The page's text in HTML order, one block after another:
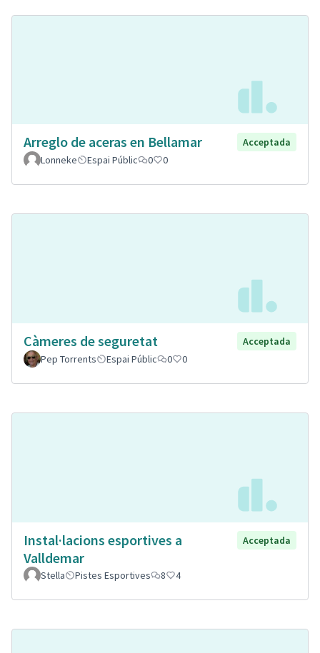
Arreglo de aceras en Bellamar
Acceptada
Lonneke
Espai Públic 0 0
Càmeres de seguretat
Acceptada
Pep Torrents
Espai Públic 0 0
Instal·lacions esportives a
Valldemar
Acceptada
Stella Pistes Esportives 8 4